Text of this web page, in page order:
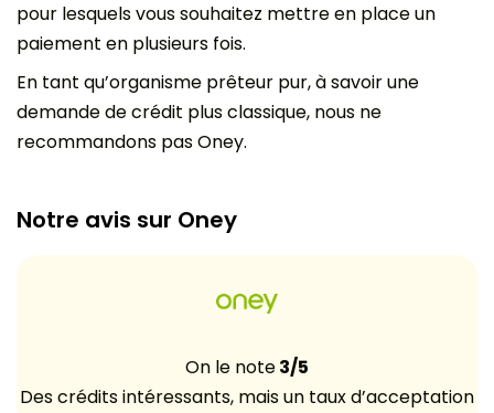
pour lesquels vous souhaitez mettre en place un
paiement en plusieurs fois.
En tant qu’organisme prêteur pur, à savoir une
demande de crédit plus classique, nous ne
recommandons pas Oney.
Notre avis sur Oney
On le note3/5
Des crédits intéressants, mais un taux d’acceptation